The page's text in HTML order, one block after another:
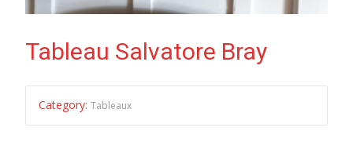
Tableau Salvatore Bray
Category: Tableaux